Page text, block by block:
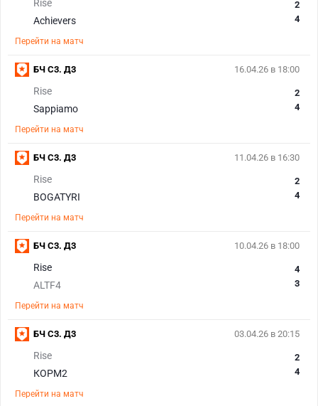
Rise
Achievers
2
4
Перейти на матч
16.04.26 в 18:00
Rise
Sappiamo
2
4
Перейти на матч
БЧ С3. Д3
11.04.26 в 16:30
Rise
BOGATYRI
2
4
Перейти на матч
БЧ С3. Д3
10.04.26 в 18:00
Rise
ALTF4
4
3
Перейти на матч
БЧ С3. Д3
03.04.26 в 20:15
Rise
КОРМ2
2
4
Перейти на матч
БЧ С3. Д3